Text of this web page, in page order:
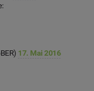
17. Mai 2016